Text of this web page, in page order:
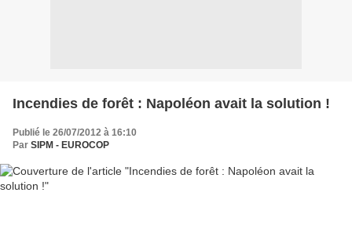
Incendies de forêt : Napoléon avait la solution !
Publié le 26/07/2012 à 16:10
Par SIPM - EUROCOP